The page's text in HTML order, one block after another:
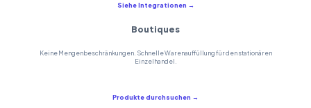
Siehe Integrationen →
Boutiques
Keine Mengenbeschränkungen. Schnelle Warenauffüllung für den stationären
Einzelhandel.
Produkte durchsuchen →